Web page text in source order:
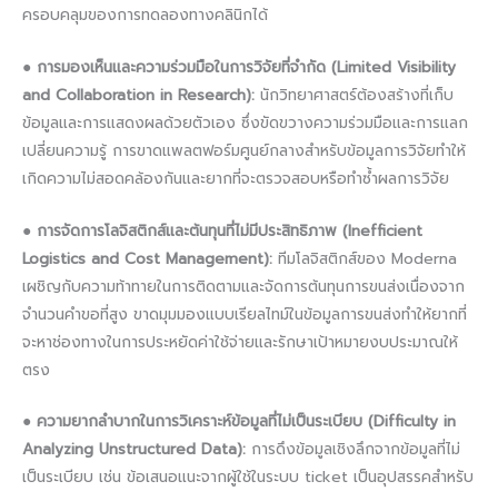
ครอบคลุมของการทดลองทางคลินิกได้
● การมองเห็นและความร่วมมือในการวิจัยที่จำกัด (Limited Visibility
and Collaboration in Research): นักวิทยาศาสตร์ต้องสร้างที่เก็บ
ข้อมูลและการแสดงผลด้วยตัวเอง ซึ่งขัดขวางความร่วมมือและการแลก
เปลี่ยนความรู้ การขาดแพลตฟอร์มศูนย์กลางสำหรับข้อมูลการวิจัยทำให้
เกิดความไม่สอดคล้องกันและยากที่จะตรวจสอบหรือทำซ้ำผลการวิจัย
● การจัดการโลจิสติกส์และต้นทุนที่ไม่มีประสิทธิภาพ (Inefficient
Logistics and Cost Management): ทีมโลจิสติกส์ของ Moderna
เผชิญกับความท้าทายในการติดตามและจัดการต้นทุนการขนส่งเนื่องจาก
จำนวนคำขอที่สูง ขาดมุมมองแบบเรียลไทม์ในข้อมูลการขนส่งทำให้ยากที่
จะหาช่องทางในการประหยัดค่าใช้จ่ายและรักษาเป้าหมายงบประมาณให้
ตรง
● ความยากลำบากในการวิเคราะห์ข้อมูลที่ไม่เป็นระเบียบ (Difficulty in
Analyzing Unstructured Data): การดึงข้อมูลเชิงลึกจากข้อมูลที่ไม่
เป็นระเบียบ เช่น ข้อเสนอแนะจากผู้ใช้ในระบบ ticket เป็นอุปสรรคสำหรับ